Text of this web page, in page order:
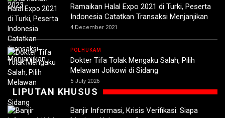
Ramaikan Halal Expo 2021 di Turki, Peserta
Indonesia Catatkan Transaksi Menjanjikan
4 December 2021
POLHUKAM
Dokter Tifa Tolak Mengaku Salah, Pilih
Melawan Jolkowi di Sidang
5 July 2026
LIPUTAN KHUSUS
Banjir Informasi, Krisis Verifikasi: Siapa